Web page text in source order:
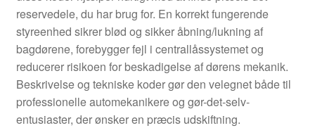
reservedele, du har brug for. En korrekt fungerende
styreenhed sikrer blød og sikker åbning/lukning af
bagdørene, forebygger fejl i centrallåssystemet og
reducerer risikoen for beskadigelse af dørens mekanik.
Beskrivelse og tekniske koder gør den velegnet både til
professionelle automekanikere og gør-det-selv-
entusiaster, der ønsker en præcis udskiftning.